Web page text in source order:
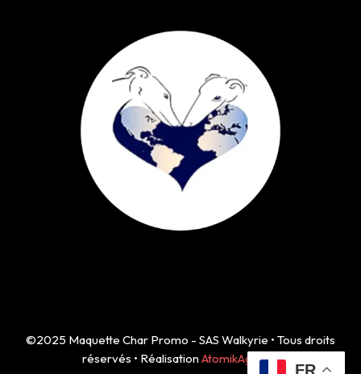
©2025 Maquette Char Promo - SAS Walkyrie • Tous droits
réservés • RéalisationAtomikAgency
FR